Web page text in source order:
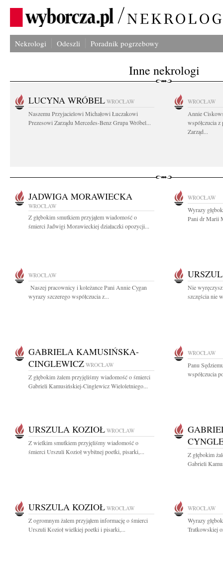
Nekrologi Odeszli Poradnik pogrzebowy
Inne nekrologi
LUCYNA WRÓBEL WROCŁAW
Naszemu Przyjacielowi Michałowi Łuczakowi
Prezesowi Zarządu Mercedes-Benz Grupa Wróbel...
WROCŁAW
Annie
współczucia
Zarząd...
JADWIGA MORAWIECKA
WROCŁAW
Z głębokim smutkiem przyjąłem wiadomość o
śmierci Jadwigi Morawieckiej działaczki opozycji...
WROCŁAW
Wyrazy
Pani dr Marii
WROCŁAW
Naszej pracownicy i koleżance Pani Annie Cygan
wyrazy szczerego współczucia z...
Nie
szczęścia nie
GABRIELA KAMUSIŃSKA-
CINGLEWICZ WROCŁAW
Z głębokim żalem przyjęliśmy wiadomość o śmierci
Gabrieli Kamusińskiej-Cinglewicz Wieloletniego...
WROCŁAW
Panu
współczucia
URSZULA KOZIOŁ WROCŁAW
Z wielkim smutkiem przyjęliśmy wiadomość o
śmierci Urszuli Kozioł wybitnej poetki, pisarki,...
Z głębokim
Gabrieli
URSZULA KOZIOŁ WROCŁAW
Z ogromnym żalem przyjąłem informację o śmierci
Urszuli Kozioł wielkiej poetki i pisarki,...
WROCŁAW
Wyrazy
Tratkowskiej